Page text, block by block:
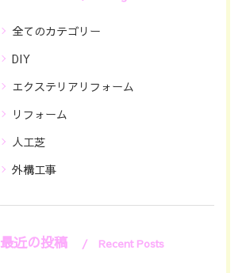
全てのカテゴリー
DIY
エクステリアリフォーム
リフォーム
人工芝
外構工事
最近の投稿 Recent Posts